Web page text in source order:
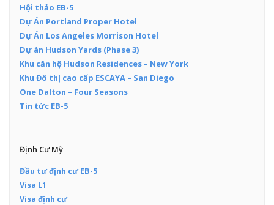
Hội thảo EB-5
Dự Án Portland Proper Hotel
Dự Án Los Angeles Morrison Hotel
Dự án Hudson Yards (Phase 3)
Khu căn hộ Hudson Residences – New York
Khu Đô thị cao cấp ESCAYA – San Diego
One Dalton – Four Seasons
Tin tức EB-5
Định Cư Mỹ
Đầu tư định cư EB-5
Visa L1
Visa định cư